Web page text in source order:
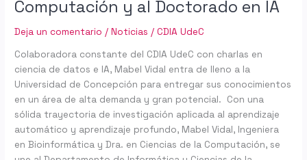
Computación y al Doctorado en IA
Deja un comentario /Noticias /CDIA UdeC
Colaboradora constante del CDIA UdeC con charlas en
ciencia de datos e IA, Mabel Vidal entra de lleno a la
Universidad de Concepción para entregar sus conocimientos
en un área de alta demanda y gran potencial. Con una
sólida trayectoria de investigación aplicada al aprendizaje
automático y aprendizaje profundo, Mabel Vidal, Ingeniera
en Bioinformática y Dra. en Ciencias de la Computación, se
al
de
Informática
y
Ciencias
de
la
Computación
y
al